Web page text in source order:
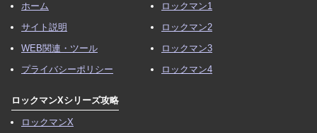
ホーム
サイト説明
WEB関連・ツール
プライバシーポリシー
ロックマン1
ロックマン2
ロックマン3
ロックマン4
ロックマンXシリーズ攻略
ロックマンX